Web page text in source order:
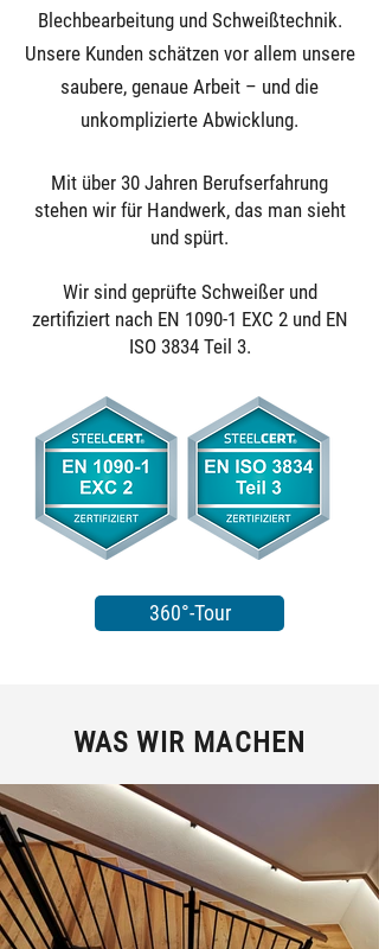
Blechbearbeitung und Schweißtechnik.
Unsere Kunden schätzen vor allem unsere
saubere, genaue Arbeit – und die
unkomplizierte Abwicklung.
Mit über 30 Jahren Berufserfahrung
stehen wir für Handwerk, das man sieht
und spürt.
Wir sind geprüfte Schweißer und
zertifiziert nach EN 1090-1 EXC 2 und EN
ISO 3834 Teil 3.
360°-Tour
WAS WIR MACHEN